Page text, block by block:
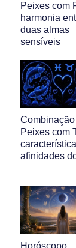
Peixes com
harmonia
duas almas
sensíveis
Combinação
Peixes com
afinidades